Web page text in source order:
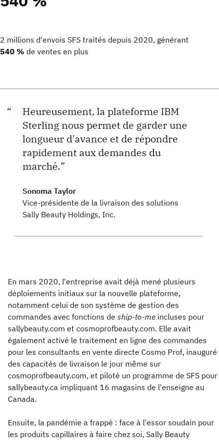
2 millions d'envois SFS traités depuis 2020, générant
540 % de ventes en plus
Heureusement, la plateforme IBM
Sterling nous permet de garder une
longueur d'avance et de répondre
rapidement aux demandes du
marché.
Sonoma Taylor
Vice-présidente de la livraison des solutions
Sally Beauty Holdings, Inc.
En mars 2020, l'entreprise avait déjà mené plusieurs
déploiements initiaux sur la nouvelle plateforme,
notamment celui de son système de gestion des
commandes avec fonctions de ship-to-me incluses pour
sallybeauty.com et cosmoprofbeauty.com. Elle avait
également activé le traitement en ligne des commandes
pour les consultants en vente directe Cosmo Prof, inauguré
des capacités de livraison le jour même sur
cosmoprofbeauty.com, et piloté un programme de SFS pour
sallybeauty.ca impliquant 16 magasins de l'enseigne au
Canada.
Ensuite, la pandémie a frappé : face à l'essor soudain pour
les produits capillaires à faire chez soi, Sally Beauty